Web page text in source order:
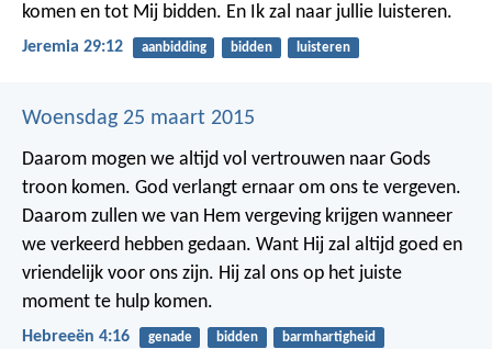
komen en tot Mij bidden. En Ik zal naar jullie luisteren.
Jeremia 29:12 aanbidding bidden luisteren
Woensdag 25 maart 2015
Daarom mogen we altijd vol vertrouwen naar Gods
troon komen. God verlangt ernaar om ons te vergeven.
Daarom zullen we van Hem vergeving krijgen wanneer
we verkeerd hebben gedaan. Want Hij zal altijd goed en
vriendelijk voor ons zijn. Hij zal ons op het juiste
moment te hulp komen.
Hebreeën 4:16 genade bidden barmhartigheid